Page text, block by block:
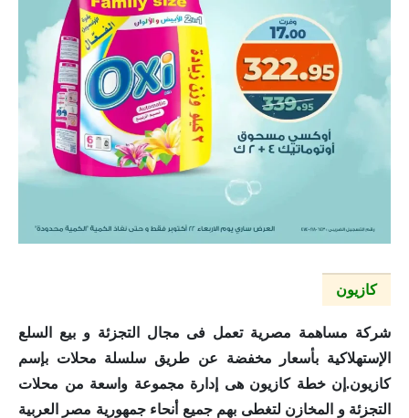
كازيون
شركة مساهمة مصرية تعمل فى مجال التجزئة و بيع السلع
الإستهلاكية بأسعار مخفضة عن طريق سلسلة محلات بإسم
كازيون.إن خطةكازيون هى إدارة مجموعة واسعة من محلات
التجزئة و المخازن لتغطى بهم جميع أنحاء جمهورية مصر العربية